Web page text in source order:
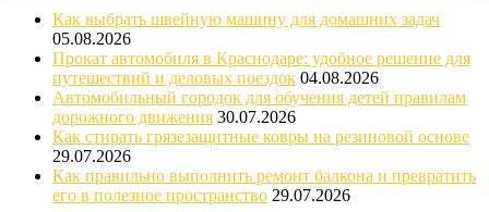
Как выбрать швейную машину для домашних задач
05.08.2026
Прокат автомобиля в Краснодаре: удобное решение для
путешествий и деловых поездок 04.08.2026
Автомобильный городок для обучения детей правилам
дорожного движения 30.07.2026
Как стирать грязезащитные ковры на резиновой основе
29.07.2026
Как правильно выполнить ремонт балкона и превратить
его в полезное пространство 29.07.2026